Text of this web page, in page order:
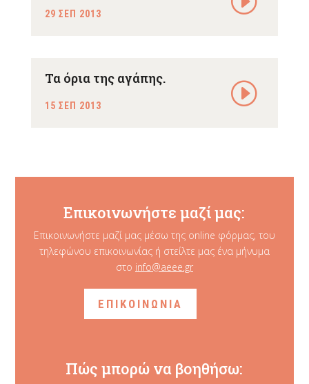
29 ΣΕΠ 2013
Τα όρια της αγάπης.
15 ΣΕΠ 2013
Επικοινωνήστε μαζί μας:
Επικοινωνήστε μαζί μας μέσω της online φόρμας, του
τηλεφώνου επικοινωνίας ή στείλτε μας ένα μήνυμα
στο info@aeee.gr
ΕΠΙΚΟΙΝΩΝΙΑ
Πώς μπορώ να βοηθήσω: